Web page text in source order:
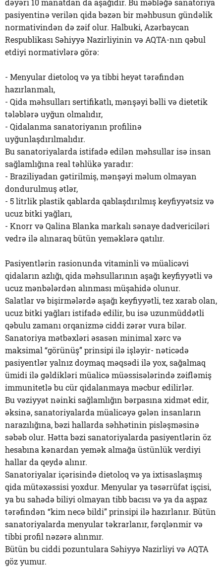
dəyəri 10 manatdan da aşağıdır. Bu məbləğə sanatoriya
pasiyentinə verilən qida bəzən bir məhbusun gündəlik
normativindən də zəif olur. Halbuki, Azərbaycan
Respublikası Səhiyyə Nazirliyinin və AQTA-nın qəbul
etdiyi normativlərə görə:
- Menyular dietoloq və ya tibbi heyət tərəfindən
hazırlanmalı,
- Qida məhsulları sertifikatlı, mənşəyi bəlli və dietetik
tələblərə uyğun olmalıdır,
- Qidalanma sanatoriyanın profilinə
uyğunlaşdırılmalıdır.
Bu sanatoriyalarda istifadə edilən məhsullar isə insan
sağlamlığına real təhlükə yaradır:
- Braziliyadan gətirilmiş, mənşəyi məlum olmayan
dondurulmuş ətlər,
- 5 litrlik plastik qablarda qablaşdırılmış keyfiyyətsiz və
ucuz bitki yağları,
- Knorr və Qalina Blanka markalı sənaye dadvericiləri
vedrə ilə alınaraq bütün yeməklərə qatılır.
Pasiyentlərin rasionunda vitaminli və müalicəvi
qidaların azlığı, qida məhsullarının aşağı keyfiyyətli və
ucuz mənbələrdən alınması müşahidə olunur.
Salatlar və bişirmələrdə aşağı keyfiyyətli, tez xarab olan,
ucuz bitki yağları istifadə edilir, bu isə uzunmüddətli
qəbulu zamanı orqanizmə ciddi zərər vura bilər.
Sanatoriya mətbəxləri əsasən minimal xərc və
maksimal “görünüş” prinsipi ilə işləyir- nəticədə
pasiyentlər yalnız doymaq məqsədi ilə yox, sağalmaq
ümidi ilə gəldikləri müalicə müəssisələrində zəifləmiş
immunitetlə bu cür qidalanmaya məcbur edilirlər.
Bu vəziyyət nəinki sağlamlığın bərpasına xidmət edir,
əksinə, sanatoriyalarda müalicəyə gələn insanların
narazılığına, bəzi hallarda səhhətinin pisləşməsinə
səbəb olur. Hətta bəzi sanatoriyalarda pasiyentlərin öz
hesabına kənardan yemək almağa üstünlük verdiyi
hallar da qeydə alınır.
Sanatoriyalar içərisində dietoloq və ya ixtisaslaşmış
qida mütəxəssisi yoxdur. Menyular ya təsərrüfat işçisi,
ya bu sahədə biliyi olmayan tibb bacısı və ya da aşpaz
tərəfindən “kim necə bildi” prinsipi ilə hazırlanır. Bütün
sanatoriyalarda menyular təkrarlanır, fərqlənmir və
tibbi profil nəzərə alınmır.
Bütün bu ciddi pozuntulara Səhiyyə Nazirliyi və AQTA
göz yumur.